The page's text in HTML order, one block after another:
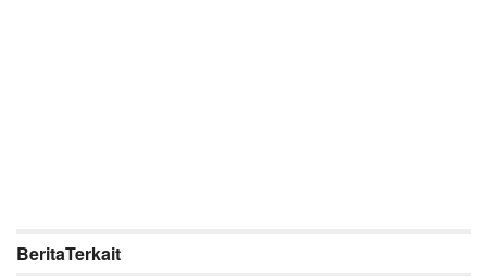
BeritaTerkait